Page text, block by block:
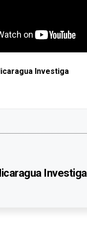
Investiga
Investiga